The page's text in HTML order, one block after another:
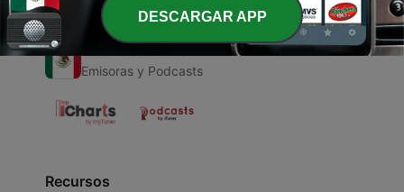
Emisoras y Podcasts
Recursos
DESCARGAR APP